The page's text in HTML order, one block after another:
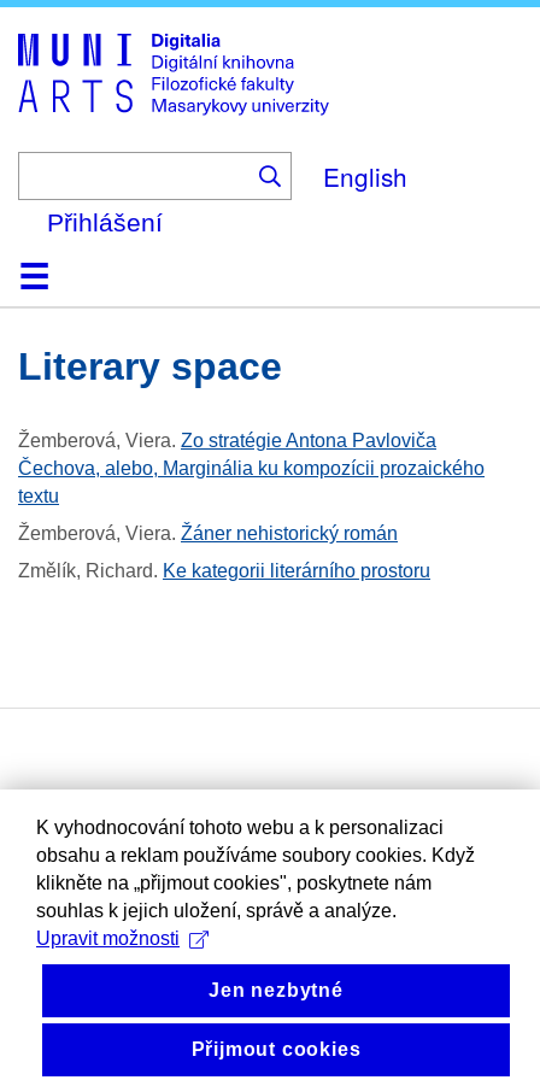
to
main
content
English
Přihlášení
DomůKolekce
Prohlížení
Vyhledávání
O platformě
Nápověda
KontaktDigitalia
literary space
Žemberová, Viera. Zo stratégie Antona Pavloviča
Čechova, alebo, Marginália ku kompozícii prozaického
textu
Žemberová, Viera. Žáner nehistorický román
Změlík, Richard. Ke kategorii literárního prostoru
K vyhodnocování tohoto webu a k personalizaci
obsahu a reklam používáme soubory cookies. Když
klikněte na „přijmout cookies", poskytnete nám
souhlas k jejich uložení, správě a analýze.
Upravit možnosti
Jen nezbytné
Přijmout cookies